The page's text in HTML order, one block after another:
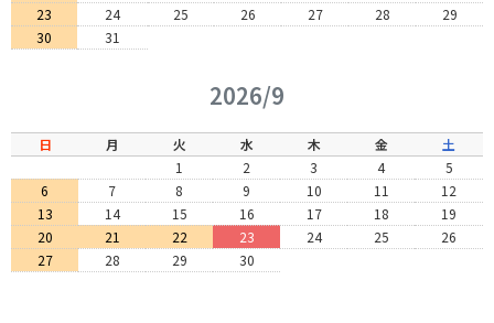
23
24 25 26 27 28
29
30
31
2026/9
日 月 火 水 木 金
土
1
2 3 4
5
6
7 8 9 10 11
12
13
14 15 16 17 18
19
20
21 22 23 24 25
26
27
28 29 30